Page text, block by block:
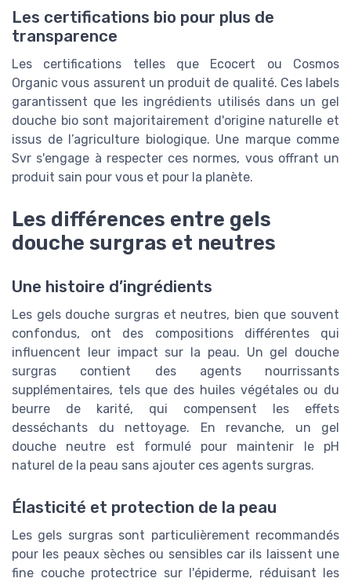
Les certifications bio pour plus de
transparence
Les certifications telles que Ecocert ou Cosmos
Organic vous assurent un produit de qualité. Ces labels
garantissent que les ingrédients utilisés dans un gel
douche bio sont majoritairement d'origine naturelle et
issus de l’agriculture biologique. Une marque comme
Svr s'engage à respecter ces normes, vous offrant un
produit sain pour vous et pour la planète.
Les différences entre gels
douche surgras et neutres
Une histoire d’ingrédients
Les gels douche surgras et neutres, bien que souvent
confondus, ont des compositions différentes qui
influencent leur impact sur la peau. Un gel douche
surgras contient des agents nourrissants
supplémentaires, tels que des huiles végétales ou du
beurre de karité, qui compensent les effets
desséchants du nettoyage. En revanche, un gel
douche neutre est formulé pour maintenir le pH
naturel de la peau sans ajouter ces agents surgras.
Élasticité et protection de la peau
Les gels surgras sont particulièrement recommandés
pour les peaux sèches ou sensibles car ils laissent une
fine couche protectrice sur l'épiderme, réduisant les